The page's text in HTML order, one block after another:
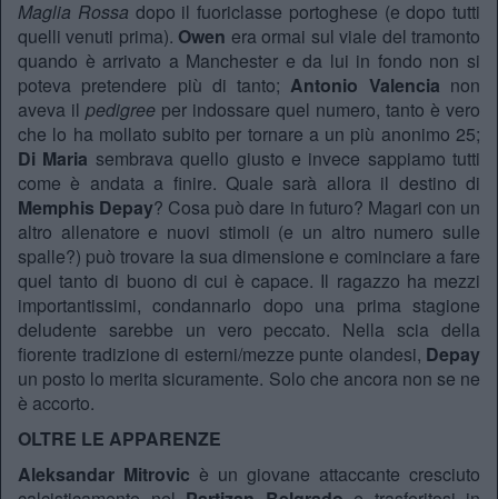
Maglia Rossa dopo il fuoriclasse portoghese (e dopo tutti
quelli venuti prima). Owen era ormai sul viale del tramonto
quando è arrivato a Manchester e da lui in fondo non si
poteva pretendere più di tanto;Antonio Valencia non
aveva il pedigree per indossare quel numero, tanto è vero
che lo ha mollato subito per tornare a un più anonimo 25;
Di Maria sembrava quello giusto e invece sappiamo tutti
come è andata a finire. Quale sarà allora il destino di
Memphis Depay? Cosa può dare in futuro? Magari con un
altro allenatore e nuovi stimoli (e un altro numero sulle
spalle?) può trovare la sua dimensione e cominciare a fare
quel tanto di buono di cui è capace. Il ragazzo ha mezzi
importantissimi, condannarlo dopo una prima stagione
deludente sarebbe un vero peccato. Nella scia della
fiorente tradizione di esterni/mezze punte olandesi, Depay
un posto lo merita sicuramente. Solo che ancora non se ne
è accorto.
OLTRE LE APPARENZE
Aleksandar Mitrovic è un giovane attaccante cresciuto